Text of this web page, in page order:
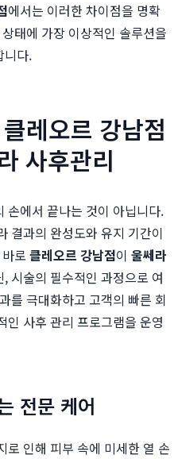
에서는 이러한 차이점을 명확
태에 가장 이상적인 솔루션을
니다.
레오르 강남점
사후관리
손에서 끝나는 것이 아닙니다.
결과의 완성도와 유지 기간이
로 클레오르 강남점이 울쎄라
시술의 필수적인 과정으로 여
를 극대화하고 고객의 빠른 회
인 사후 관리 프로그램을 운영
전문 케어
로 인해 피부 속에 미세한 열 손